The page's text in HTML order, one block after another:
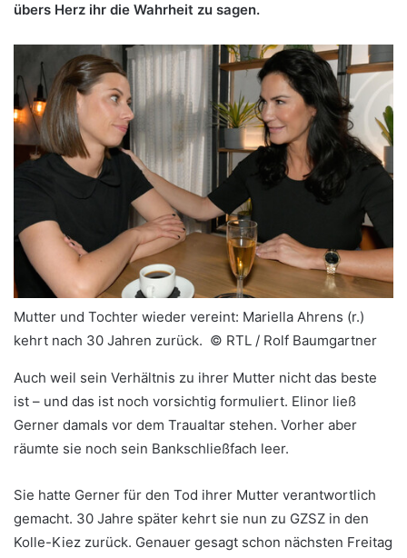
übers Herz ihr die Wahrheit zu sagen.
Mutter und Tochter wieder vereint: Mariella Ahrens (r.)
kehrt nach 30 Jahren zurück. © RTL / Rolf Baumgartner
Auch weil sein Verhältnis zu ihrer Mutter nicht das beste
ist – und das ist noch vorsichtig formuliert. Elinor ließ
Gerner damals vor dem Traualtar stehen. Vorher aber
räumte sie noch sein Bankschließfach leer.
Sie hatte Gerner für den Tod ihrer Mutter verantwortlich
gemacht. 30 Jahre später kehrt sie nun zu GZSZ in den
Kolle-Kiez zurück. Genauer gesagt schon nächsten Freitag